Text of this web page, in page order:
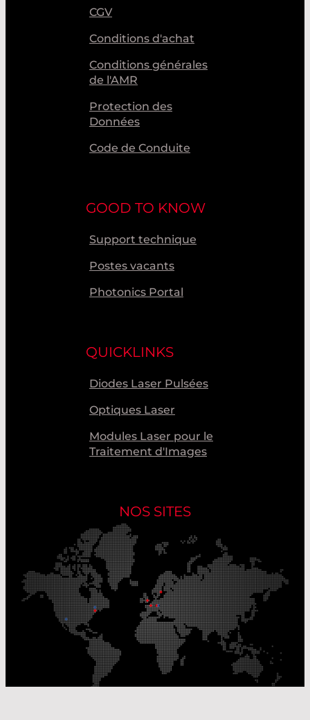
CGV
Conditions d'achat
Conditions générales
de l'AMR
Protection des
Données
Code de Conduite
GOOD TO KNOW
Support technique
Postes vacants
Photonics Portal
QUICKLINKS
Diodes Laser Pulsées
Optiques Laser
Modules Laser pour le
Traitement d'Images
NOS SITES